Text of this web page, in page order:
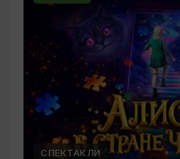
СПЕКТАКЛИ